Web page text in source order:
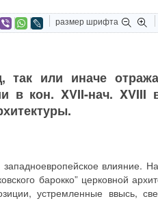
размер шрифта
так или иначе
в кон. XVII-нач. XVIII
влияние.
барокко” церковной
устремленные ввысь,